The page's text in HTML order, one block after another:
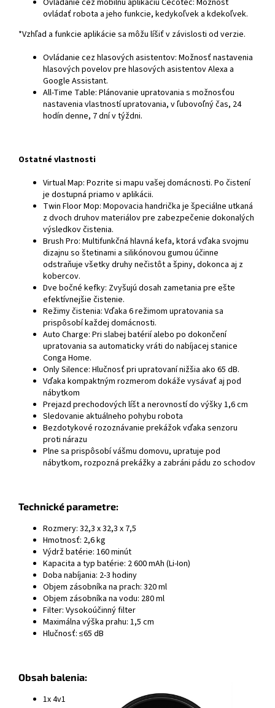
Ovládanie cez mobilnú aplikáciu Cecotec: Možnosť
ovládať robota a jeho funkcie, kedykoľvek a kdekoľvek.
*Vzhľad a funkcie aplikácie sa môžu líšiť v závislosti od verzie.
Ovládanie cez hlasových asistentov: Možnosť nastavenia
hlasových povelov pre hlasových asistentov Alexa a
Google Assistant.
All-Time Table: Plánovanie upratovania s možnosťou
nastavenia vlastností upratovania, v ľubovoľný čas, 24
hodín denne, 7 dní v týždni.
Ostatné vlastnosti
Virtual Map: Pozrite si mapu vašej domácnosti. Po čistení
je dostupná priamo v aplikácii.
Twin Floor Mop: Mopovacia handrička je špeciálne utkaná
z dvoch druhov materiálov pre zabezpečenie dokonalých
výsledkov čistenia.
Brush Pro: Multifunkčná hlavná kefa, ktorá vďaka svojmu
dizajnu so štetinami a silikónovou gumou účinne
odstraňuje všetky druhy nečistôt a špiny, dokonca aj z
kobercov.
Dve bočné kefky: Zvyšujú dosah zametania pre ešte
efektívnejšie čistenie.
Režimy čistenia: Vďaka 6 režimom upratovania sa
prispôsobí každej domácnosti.
Auto Charge: Pri slabej batérií alebo po dokončení
upratovania sa automaticky vráti do nabíjacej stanice
Conga Home.
Only Silence: Hlučnosť pri upratovaní nižšia ako 65 dB.
Vďaka kompaktným rozmerom dokáže vysávať aj pod
nábytkom
Prejazd prechodových líšt a nerovností do výšky 1,6 cm
Sledovanie aktuálneho pohybu robota
Bezdotykové rozoznávanie prekážok vďaka senzoru
proti nárazu
Plne sa prispôsobí vášmu domovu, upratuje pod
nábytkom, rozpozná prekážky a zabráni pádu zo schodov
Technické parametre:
Rozmery: 32,3 x 32,3 x 7,5
Hmotnosť: 2,6 kg
Výdrž batérie: 160 minút
Kapacita a typ batérie: 2 600 mAh (Li-Ion)
Doba nabíjania: 2-3 hodiny
Objem zásobníka na prach: 320 ml
Objem zásobníka na vodu: 280 ml
Filter: Vysokoúčinný filter
Maximálna výška prahu: 1,5 cm
Hlučnosť: ≤65 dB
Obsah balenia:
1x 4v1